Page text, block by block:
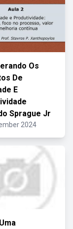
Os
De
E
Sprague Jr
2024